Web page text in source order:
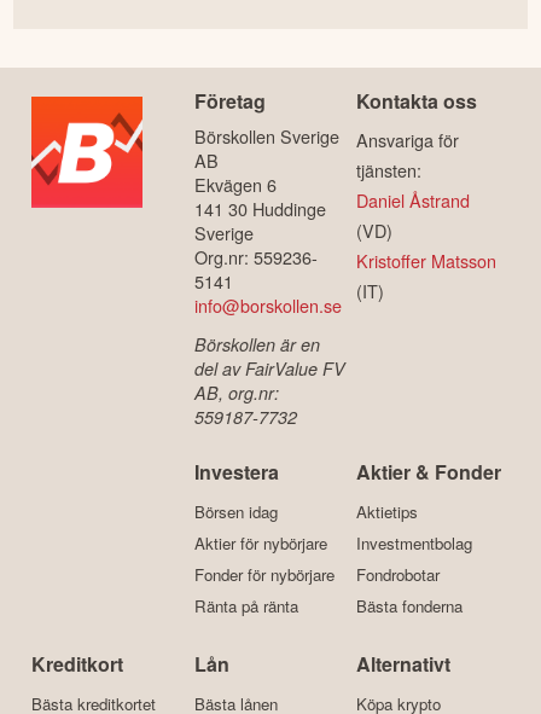
Företag
Börskollen Sverige
AB
Ekvägen 6
141 30 Huddinge
Sverige
Org.nr: 559236-
5141
info@borskollen.se
Börskollen är en
del av FairValue FV
AB, org.nr:
559187-7732
Kontakta oss
Ansvariga för
tjänsten:
Daniel Åstrand
(VD)
Kristoffer Matsson
(IT)
Investera
Börsen idag
Aktier för nybörjare
Fonder för nybörjare
Ränta på ränta
Aktier & Fonder
Aktietips
Investmentbolag
Fondrobotar
Bästa fonderna
Kreditkort
Bästa kreditkortet
Lån
Bästa lånen
Alternativt
Köpa krypto